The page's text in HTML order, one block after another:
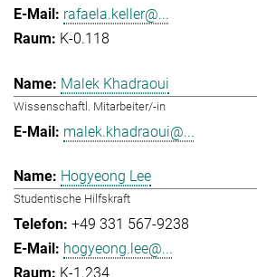
rafaela.keller@...
K-0.118
Malek Khadraoui
Wissenschaftl. Mitarbeiter/-in
malek.khadraoui@...
Hogyeong Lee
Studentische Hilfskraft
+49 331 567-9238
hogyeong.lee@...
K-1.234